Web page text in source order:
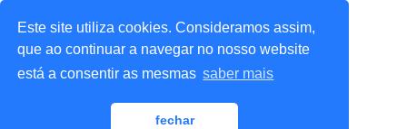
Este site utiliza cookies. Consideramos assim,
que ao continuar a navegar no nosso website
está a consentir as mesmas saber mais
fechar